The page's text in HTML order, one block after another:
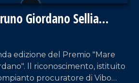
Giordano Sellia
edizione del Premio "Mare
ll riconoscimento, istituito
procuratore di Vibo